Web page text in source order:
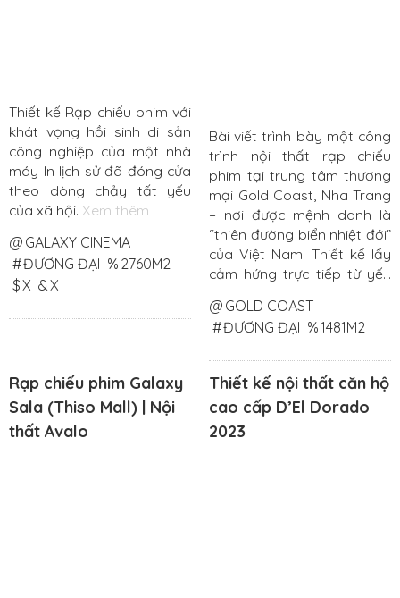
Thiết kế Rạp chiếu phim với
khát vọng hồi sinh di sản
công nghiệp của một nhà
máy In lịch sử đã đóng cửa
theo dòng chảy tất yếu
của xã hội. Xem thêm
@ GALAXY CINEMA
#ĐƯƠNG ĐẠI % 2760M2
$X &X
Bài viết trình bày một công
trình nội thất rạp chiếu
phim tại trung tâm thương
mại Gold Coast, Nha Trang
– nơi được mệnh danh là
“thiên đường biển nhiệt đới”
của Việt Nam. Thiết kế lấy
cảm hứng trực tiếp từ yếu
vực – đại dương và dòng
hải lưu – nhằm kiến tạo một
chìm, độc đáo và gợi cảm
xúc cho khách hàng.Xem
thêm
@ GOLD COAST
#ĐƯƠNG ĐẠI %1481M2
Rạp chiếu phim Galaxy
Sala (Thiso Mall) | Nội
thất Avalo
Thiết kế nội thất căn hộ
cao cấp D’El Dorado
2023